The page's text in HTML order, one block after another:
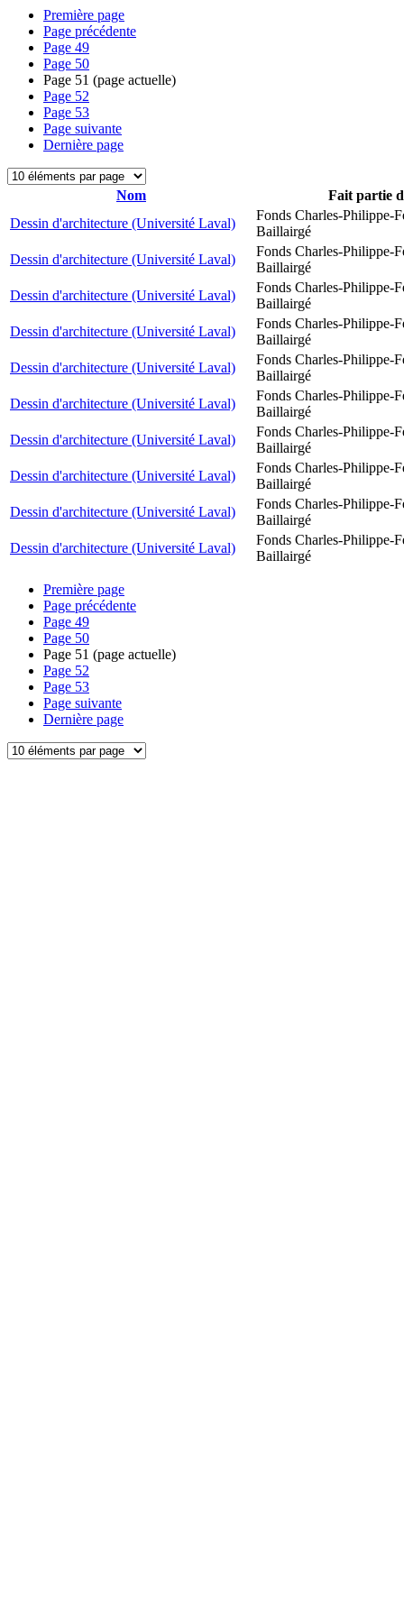
Première page
Page précédente
Page 49
Page 50
Page 51 (page actuelle)
Page 52
Page 53
Page suivante
Dernière page
Nom
Fait partie
Dessin d'architecture (Université Laval)
Fonds Charles-Philippe-
Baillairgé
Dessin d'architecture (Université Laval)
Fonds Charles-Philippe-
Baillairgé
Dessin d'architecture (Université Laval)
Fonds Charles-Philippe-
Baillairgé
Dessin d'architecture (Université Laval)
Fonds Charles-Philippe-
Baillairgé
Dessin d'architecture (Université Laval)
Fonds Charles-Philippe-
Baillairgé
Dessin d'architecture (Université Laval)
Fonds Charles-Philippe-
Baillairgé
Dessin d'architecture (Université Laval)
Fonds Charles-Philippe-
Baillairgé
Dessin d'architecture (Université Laval)
Fonds Charles-Philippe-
Baillairgé
Dessin d'architecture (Université Laval)
Fonds Charles-Philippe-
Baillairgé
Dessin d'architecture (Université Laval)
Fonds Charles-Philippe-
Baillairgé
Première page
Page précédente
Page 49
Page 50
Page 51 (page actuelle)
Page 52
Page 53
Page suivante
Dernière page